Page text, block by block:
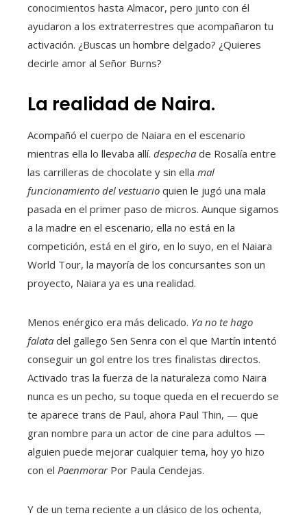
conocimientos hasta Almacor, pero junto con él
ayudaron a los extraterrestres que acompañaron tu
activación. ¿Buscas un hombre delgado? ¿Quieres
decirle amor al Señor Burns?
La realidad de Naira.
Acompañó el cuerpo de Naiara en el escenario
mientras ella lo llevaba allí. despecha de Rosalía entre
las carrilleras de chocolate y sin ella mal
funcionamiento del vestuario quien le jugó una mala
pasada en el primer paso de micros. Aunque sigamos
a la madre en el escenario, ella no está en la
competición, está en el giro, en lo suyo, en el Naiara
World Tour, la mayoría de los concursantes son un
proyecto, Naiara ya es una realidad.
Menos enérgico era más delicado. Ya no te hago
falata del gallego Sen Senra con el que Martín intentó
conseguir un gol entre los tres finalistas directos.
Activado tras la fuerza de la naturaleza como Naira
nunca es un pecho, su toque queda en el recuerdo se
te aparece trans de Paul, ahora Paul Thin, — que
gran nombre para un actor de cine para adultos —
alguien puede mejorar cualquier tema, hoy yo hizo
con el PaenmorarPor Paula Cendejas.
Y de un tema reciente a un clásico de los ochenta,